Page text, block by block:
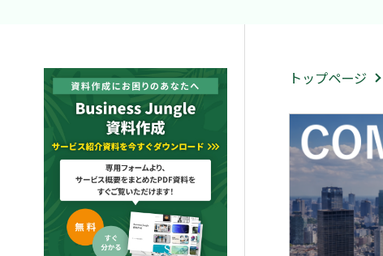
トップページ